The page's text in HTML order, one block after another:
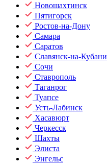
Новошахтинск
Пятигорск
Ростов-на-Дону
Самара
Саратов
Славянск-на-Кубани
Сочи
Ставрополь
Таганрог
Туапсе
Усть-Лабинск
Хасавюрт
Черкесск
Шахты
Элиста
Энгельс